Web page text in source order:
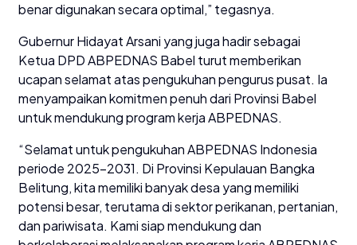
benar digunakan secara optimal,” tegasnya.
Gubernur Hidayat Arsani yang juga hadir sebagai
Ketua DPD ABPEDNAS Babel turut memberikan
ucapan selamat atas pengukuhan pengurus pusat. Ia
menyampaikan komitmen penuh dari Provinsi Babel
untuk mendukung program kerja ABPEDNAS.
“Selamat untuk pengukuhan ABPEDNAS Indonesia
periode 2025-2031. Di Provinsi Kepulauan Bangka
Belitung, kita memiliki banyak desa yang memiliki
potensi besar, terutama di sektor perikanan, pertanian,
dan pariwisata. Kami siap mendukung dan